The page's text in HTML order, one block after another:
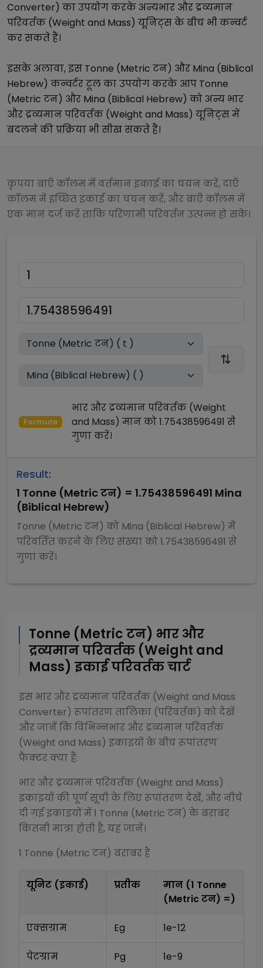
Converter) का उपयोग करके अन्यभार और द्रव्यमान
परिवर्तक (Weight and Mass) यूनिट्स के बीच भी कन्वर्ट
कर सकते हैं।
इसके अलावा, इस Tonne (Metric टन) और Mina (Biblical
Hebrew) कन्वर्टर टूल का उपयोग करके आप Tonne
(Metric टन) और Mina (Biblical Hebrew) को अन्य भार
और द्रव्यमान परिवर्तक (Weight and Mass) यूनिट्स में
बदलने की प्रक्रिया भी सीख सकते हैं।
कृपया बाएँ कॉलम में वर्तमान इकाई का चयन करें, दाएँ
कॉलम में इच्छित इकाई का चयन करें, और बाएँ कॉलम में
एक मान दर्ज करें ताकि परिणामी परिवर्तन उत्पन्न हो सके।
Formula
भार और द्रव्यमान परिवर्तक (Weight
and Mass) मान को1.75438596491 से
गुणाकरें।
Result:
1 Tonne (Metric टन) = 1.75438596491 Mina
(Biblical Hebrew)
Tonne (Metric टन) को Mina (Biblical Hebrew) में
परिवर्तित करने के लिए संख्या को1.75438596491 से
गुणाकरें।
Tonne (Metric टन) भार और
द्रव्यमान परिवर्तक (Weight and
Mass) इकाई परिवर्तक चार्ट
इस भार और द्रव्यमान परिवर्तक (Weight and Mass
Converter) रूपांतरण तालिका (परिवर्तक) को देखें
और जानें कि विभिन्नभार और द्रव्यमान परिवर्तक
(Weight and Mass) इकाइयों के बीच रूपांतरण
फैक्टर क्या हैं:
भार और द्रव्यमान परिवर्तक (Weight and Mass)
इकाइयों की पूर्ण सूची के लिए रूपांतरण देखें, और नीचे
दी गई इकाइयों में 1 Tonne (Metric टन) के बराबर
कितनी मात्रा होती है, यह जानें।
1 Tonne (Metric टन) बराबर है
यूनिट (इकाई) प्रतीक मान (1 Tonne
(Metric टन) =)
एक्सग्राम Eg 1e-12
पेटग्राम Pg 1e-9